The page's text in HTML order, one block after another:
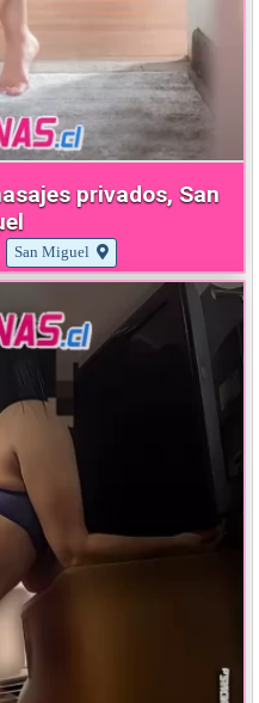
privados, San
San Miguel